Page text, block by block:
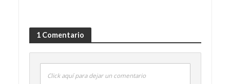
1 Comentario
Click aquí para dejar un comentario